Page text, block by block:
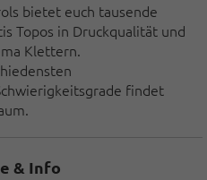
den perfekten Einstieg in
Gondel erhält man einen
Ferienregion Mayrhofen-
bietet euch tausende
Topos in Druckqualität und
Klettern.
findet
& Info